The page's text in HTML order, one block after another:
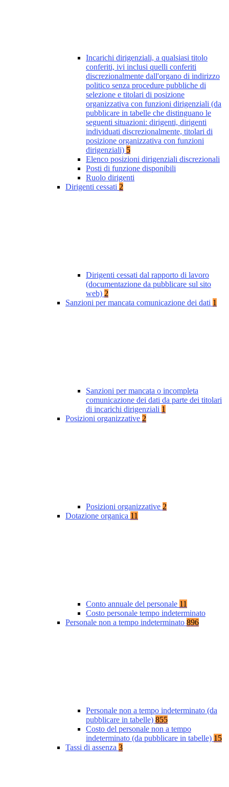
Incarichi dirigenziali, a qualsiasi titolo
conferiti, ivi inclusi quelli conferiti
discrezionalmente dall'organo di indirizzo
politico senza procedure pubbliche di
selezione e titolari di posizione
organizzativa con funzioni dirigenziali (da
pubblicare in tabelle che distinguano le
seguenti situazioni: dirigenti, dirigenti
individuati discrezionalmente, titolari di
posizione organizzativa con funzioni
dirigenziali) 5
Elenco posizioni dirigenziali discrezionali
Posti di funzione disponibili
Ruolo dirigenti
Dirigenti cessati 2
Dirigenti cessati dal rapporto di lavoro
(documentazione da pubblicare sul sito
web) 2
Sanzioni per mancata comunicazione dei dati 1
Sanzioni per mancata o incompleta
comunicazione dei dati da parte dei titolari
di incarichi dirigenziali 1
Posizioni organizzative 2
Posizioni organizzative 2
Dotazione organica 11
Conto annuale del personale 11
Costo personale tempo indeterminato
Personale non a tempo indeterminato 896
Personale non a tempo indeterminato (da
pubblicare in tabelle) 855
Costo del personale non a tempo
indeterminato (da pubblicare in tabelle) 15
Tassi di assenza 3